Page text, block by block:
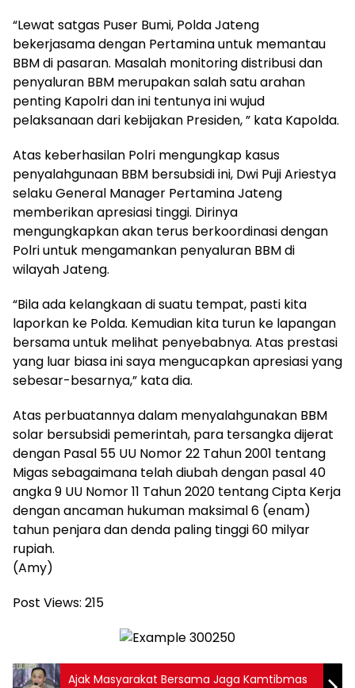
“Lewat satgas Puser Bumi, Polda Jateng
bekerjasama dengan Pertamina untuk memantau
BBM di pasaran. Masalah monitoring distribusi dan
penyaluran BBM merupakan salah satu arahan
penting Kapolri dan ini tentunya ini wujud
pelaksanaan dari kebijakan Presiden, ” kata Kapolda.
Atas keberhasilan Polri mengungkap kasus
penyalahgunaan BBM bersubsidi ini, Dwi Puji Ariestya
selaku General Manager Pertamina Jateng
memberikan apresiasi tinggi. Dirinya
mengungkapkan akan terus berkoordinasi dengan
Polri untuk mengamankan penyaluran BBM di
wilayah Jateng.
“Bila ada kelangkaan di suatu tempat, pasti kita
laporkan ke Polda. Kemudian kita turun ke lapangan
bersama untuk melihat penyebabnya. Atas prestasi
yang luar biasa ini saya mengucapkan apresiasi yang
sebesar-besarnya,” kata dia.
Atas perbuatannya dalam menyalahgunakan BBM
solar bersubsidi pemerintah, para tersangka dijerat
dengan Pasal 55 UU Nomor 22 Tahun 2001 tentang
Migas sebagaimana telah diubah dengan pasal 40
angka 9 UU Nomor 11 Tahun 2020 tentang Cipta Kerja
dengan ancaman hukuman maksimal 6 (enam)
tahun penjara dan denda paling tinggi 60 milyar
rupiah.
(Amy)
Post Views: 215
Ajak Masyarakat Bersama Jaga Kamtibmas